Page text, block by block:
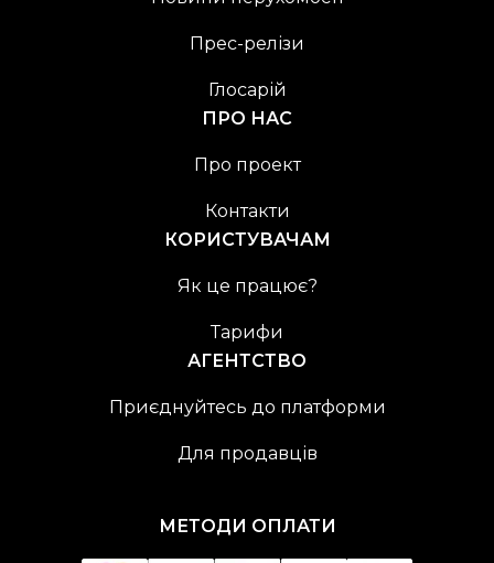
Прес-релізи
Глосарій
ПРО НАС
Про проект
Контакти
КОРИСТУВАЧАМ
Як це працює?
Тарифи
АГЕНТСТВО
Приєднуйтесь до платформи
Для продавців
МЕТОДИ ОПЛАТИ